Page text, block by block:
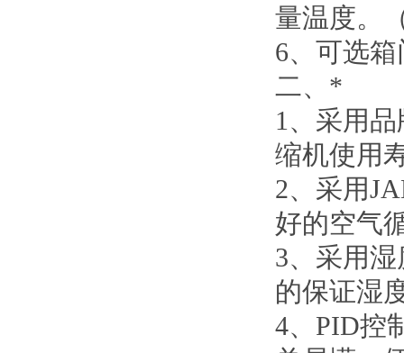
量温度。
6、 可选箱
二、 *
1、 采用
缩机使用
2、 采用
好的空气
3、 采用
的保证湿
4、 PID控